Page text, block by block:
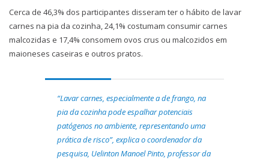
Cerca de 46,3% dos participantes disseram ter o hábito de lavar
carnes na pia da cozinha, 24,1% costumam consumir carnes
malcozidas e 17,4% consomem ovos crus ou malcozidos em
maioneses caseiras e outros pratos.
“Lavar carnes, especialmente a de frango, na
pia da cozinha pode espalhar potenciais
patógenos no ambiente, representando uma
prática de risco”, explica o coordenador da
pesquisa, Uelinton Manoel Pinto, professor da